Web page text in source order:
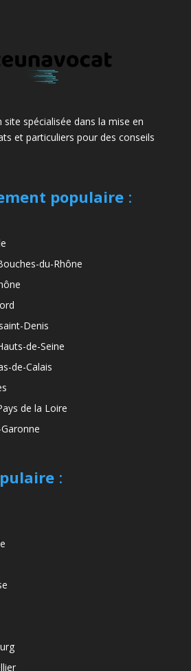
spécialisée dans la mise en
et particuliers pour des conseils
populaire:
du-Rhône
Denis
de-Seine
de-Calais
de la Loire
: